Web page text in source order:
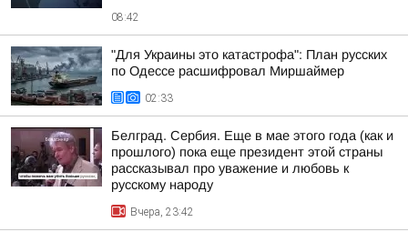
08:42
"Для Украины это катастрофа": План русских
по Одессе расшифровал Миршаймер
02:33
Белград. Сербия. Еще в мае этого года (как и
прошлого) пока еще президент этой страны
рассказывал про уважение и любовь к
русскому народу
Вчера, 23:42